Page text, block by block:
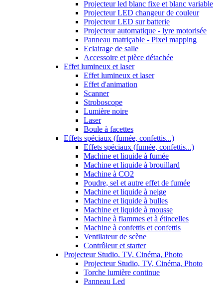
Projecteur led blanc fixe et blanc variable
Projecteur LED changeur de couleur
Projecteur LED sur batterie
Projecteur automatique - lyre motorisée
Panneau matriçable - Pixel mapping
Eclairage de salle
Accessoire et pièce détachée
Effet lumineux et laser
Effet lumineux et laser
Effet d'animation
Scanner
Stroboscope
Lumière noire
Laser
Boule à facettes
Effets spéciaux (fumée, confettis...)
Effets spéciaux (fumée, confettis...)
Machine et liquide à fumée
Machine et liquide à brouillard
Machine à CO2
Poudre, sel et autre effet de fumée
Machine et liquide à neige
Machine et liquide à bulles
Machine et liquide à mousse
Machine à flammes et à étincelles
Machine à confettis et confettis
Ventilateur de scène
Contrôleur et starter
Projecteur Studio, TV, Cinéma, Photo
Projecteur Studio, TV, Cinéma, Photo
Torche lumière continue
Panneau Led